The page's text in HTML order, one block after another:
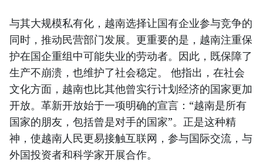
与其大规模私有化，越南选择让国有企业参与竞争的
同时，推动民营部门发展。更重要的是，越南注重保
护在国企重组中可能失业的劳动者。因此，既保障了
生产不崩溃，也维护了社会稳定。 他指出，在社会
文化方面，越南也比其他曾实行计划经济的国家更加
开放。革新开放始于一项明确的宣言：“越南是所有
国家的朋友，包括曾是对手的国家”。正是这种精
神，使越南人民更易接触互联网，参与国际交流，与
外国投资者和科学家开展合作。